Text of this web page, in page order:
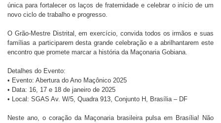
única para fortalecer os laços de fraternidade e celebrar o início de um
novo ciclo de trabalho e progresso.
O Grão-Mestre Distrital, em exercício, convida todos os irmãos e suas
famílias a participarem desta grande celebração e a abrilhantarem este
encontro que promete marcar a história da Maçonaria Gobiana.
Detalhes do Evento:
• Evento: Abertura do Ano Maçônico 2025
• Data: 16, 17 e 18 de janeiro de 2025
• Local: SGAS Av. W/5, Quadra 913, Conjunto H, Brasília – DF
Neste ano, o coração da Maçonaria brasileira pulsa em Brasília! Não